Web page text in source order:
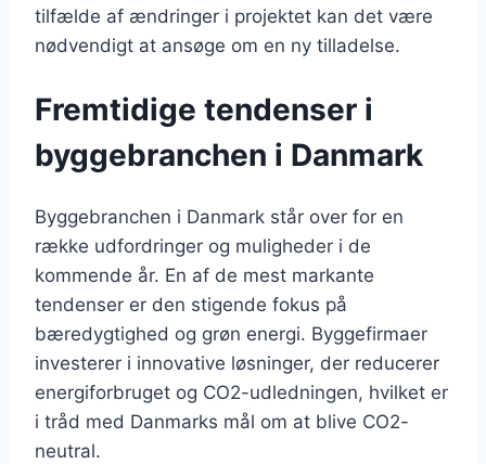
tilfælde af ændringer i projektet kan det være
nødvendigt at ansøge om en ny tilladelse.
Fremtidige tendenser i
byggebranchen i Danmark
Byggebranchen i Danmark står over for en
række udfordringer og muligheder i de
kommende år. En af de mest markante
tendenser er den stigende fokus på
bæredygtighed og grøn energi. Byggefirmaer
investerer i innovative løsninger, der reducerer
energiforbruget og CO2-udledningen, hvilket er
i tråd med Danmarks mål om at blive CO2-
neutral.